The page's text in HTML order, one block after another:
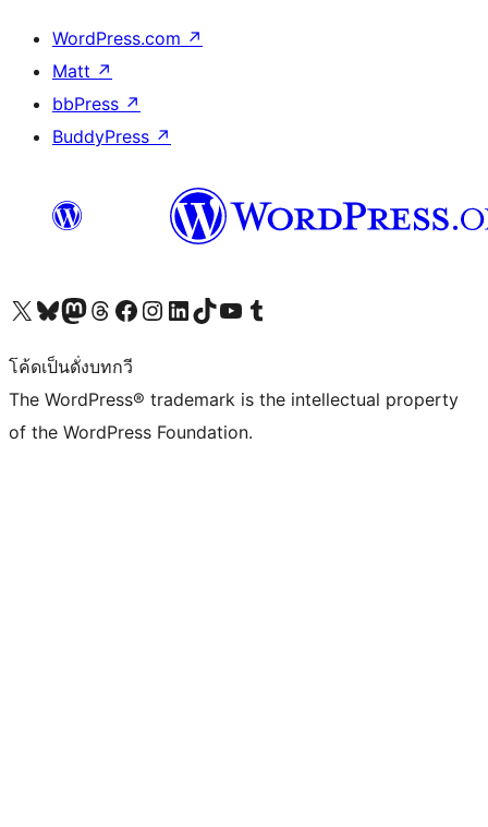
WordPress.com ↗
Matt ↗
bbPress ↗
BuddyPress ↗
Visit our X (formerly Twitter) account
Visit our Bluesky account
Visit our Mastodon account
Visit our Threads account
Visit our Facebook page
Visit our Instagram account
Visit our LinkedIn account
Visit our TikTok account
Visit our YouTube channel
Visit our Tumblr account
โค้ดเป็นดั่งบทกวี
The WordPress® trademark is the intellectual property
of the WordPress Foundation.